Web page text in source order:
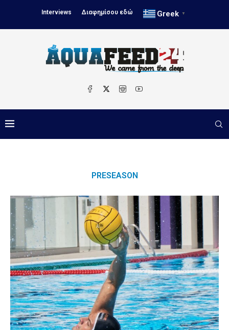
Interviews Διαφημίσου εδώ Greek ▼
PRESEASON